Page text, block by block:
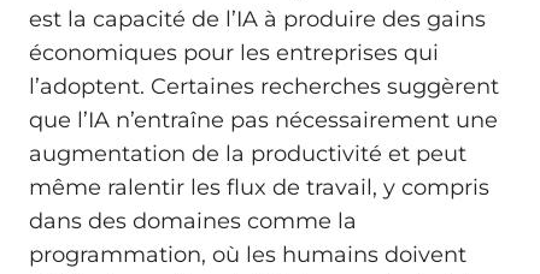
est la capacité de l’IA à produire des gains
économiques pour les entreprises qui
l’adoptent. Certaines recherches suggèrent
que l’IA n’entraîne pas nécessairement une
augmentation de la productivité et peut
même ralentir les flux de travail, y compris
dans des domaines comme la
programmation, où les humains doivent